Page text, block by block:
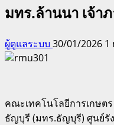
มทร.ล้านนา เจ้า
ผู้ดูแลระบบ 30/01/2026 1
คณะเทคโนโลยีการเกษต
ธัญบุรี (มทร.ธัญบุรี) ศูนย์รั